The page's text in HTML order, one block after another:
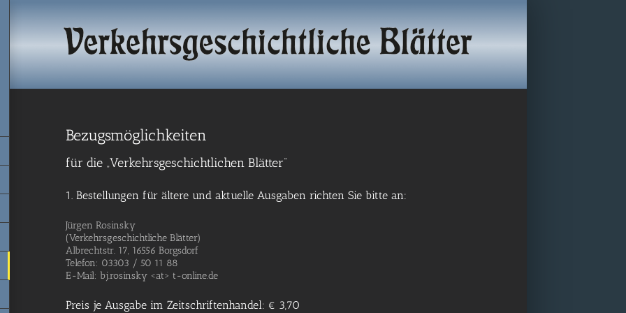
Bezugsmöglichkeiten
für die „Verkehrsgeschichtlichen Blätter“
1. Bestellungen für ältere und aktuelle Ausgaben richten Sie bitte an:
Jür­gen Rosinsky
(Ver­kehrs­ge­schicht­li­che Blätter)
Albrecht­str. 17, 16556 Borgsdorf
Tele­fon: 03303 /​​ 50 11 88
E-Mail: bj.rosinsky <at> t-online.de
Preis je Ausgabe im Zeitschriftenhandel: € 3,70